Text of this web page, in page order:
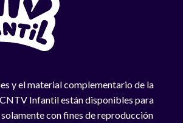
y el material complementario de la
Infantil están disponibles para
con fines de reproducción